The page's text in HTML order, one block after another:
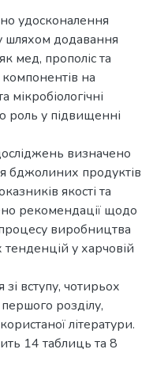
удосконалення
шляхом додавання
мед, прополіс та
на
мікробіологічні
роль у підвищенні
визначено
бджолиних продуктів
якості та
рекомендації щодо
виробництва
у харчовій
зі вступу, чотирьох
розділу,
літератури.
14 таблиць та 8